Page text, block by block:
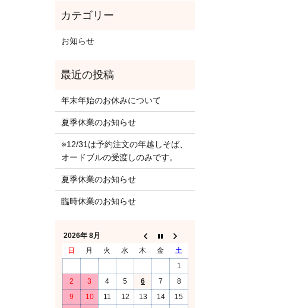
お知らせ
年末年始のお休みについて
夏季休業のお知らせ
※12/31は予約注文の年越しそば、
オードブルの受渡しのみです。
夏季休業のお知らせ
臨時休業のお知らせ
2026年 8月
日
月 火 水 木 金
土
1
2
3 4 5 6 7
8
9
10 11 12 13 14
15